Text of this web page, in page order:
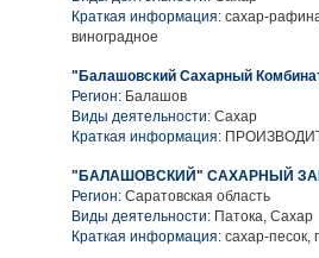
Краткая информация: сахар-
виноградное
"Балашовский Сахарный
Регион: Балашов
Виды деятельности: Сахар
Краткая информация:
"БАЛАШОВСКИЙ" САХАРНЫЙ
Регион: Саратовская область
Виды деятельности: Патока, Сахар
Краткая информация: сахар-песок,